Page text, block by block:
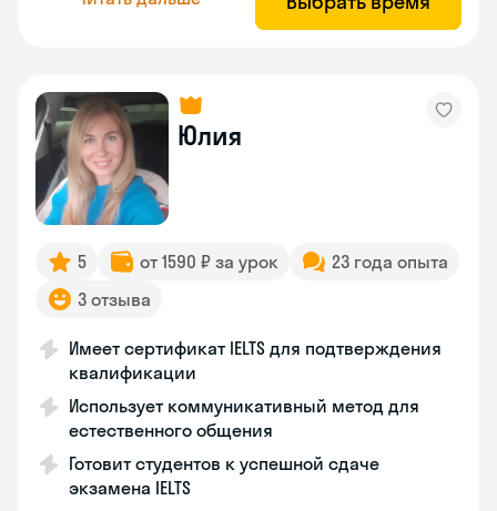
Юлия
5 от 1590 ₽ за урок
23 года опыта
3 отзыва
Имеет сертификат IELTS для подтверждения
квалификации
Использует коммуникативный метод для
естественного общения
Готовит студентов к успешной сдаче
экзамена IELTS